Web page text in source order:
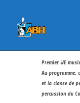
Premier WE
Au programme:
et la classe de
percussion du